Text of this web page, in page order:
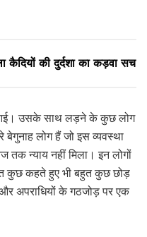
कैदियों की दुर्दशा का कड़वा सच
आई। उसके साथ लड़ने के कुछ लोग
लोग हैं जो इस व्यवस्था
न्याय नहीं मिला। इन लोगों
कुछ कहते हुए भी बहुत कुछ छोड़
अपराधियों के गठजोड़ पर एक